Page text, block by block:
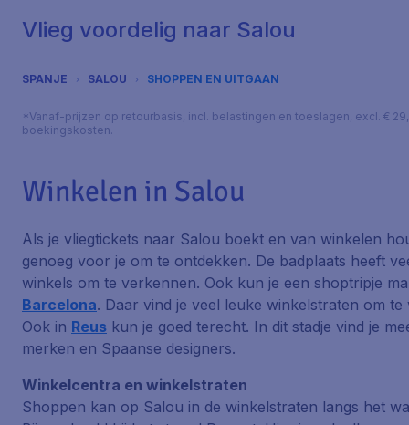
Vlieg voordelig naar Salou
SPANJE SALOU SHOPPEN EN UITGAAN
*Vanaf-prijzen op retourbasis, incl. belastingen en toeslagen, excl. €
boekingskosten.
Winkelen in Salou
Als je vliegtickets naar Salou boekt en van winkelen
genoeg voor je om te ontdekken. De badplaats heeft
winkels om te verkennen. Ook kun je een shoptripje
Barcelona. Daar vind je veel leuke winkelstraten om te
Ook in Reus kun je goed terecht. In dit stadje vind je
merken en Spaanse designers.
Winkelcentra en winkelstraten
Shoppen kan op Salou in de winkelstraten langs het